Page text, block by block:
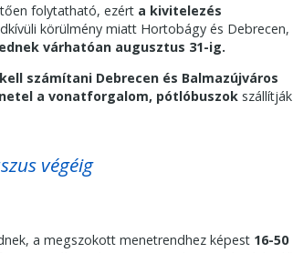
folytatható, ezért a kivitelezés
körülmény miatt Hortobágy és Debrecen,
várhatóan augusztus 31-ig.
számítani Debrecen és Balmazújváros
a vonatforgalom, pótlóbuszok szállítják
végéig
a megszokott menetrendhez képest 16-50